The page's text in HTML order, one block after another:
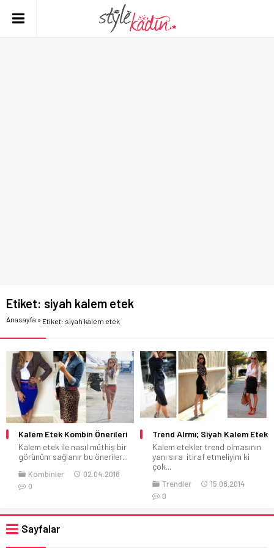
Etiket: siyah kalem etek
Anasayfa » Etiket: siyah kalem etek
Kalem Etek Kombin Önerileri
Kalem etek ile nasıl müthiş bir
görünüm sağlanır bu öneriler...
Kombinler
02.04.2016
0
Trend Alrmı; Siyah Kalem Etek
Kalem etekler trend olmasının
yanı sıra itiraf etmeliyim ki
çok...
Trendler
15.08.2014
0
Sayfalar